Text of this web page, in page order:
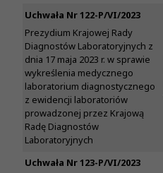
Uchwała Nr 122-P/VI/2023
Prezydium Krajowej Rady
Diagnostów Laboratoryjnych z
dnia 17 maja 2023 r. w sprawie
wykreślenia medycznego
laboratorium diagnostycznego
z ewidencji laboratoriów
prowadzonej przez Krajową
Radę Diagnostów
Laboratoryjnych
Uchwała Nr 123-P/VI/2023